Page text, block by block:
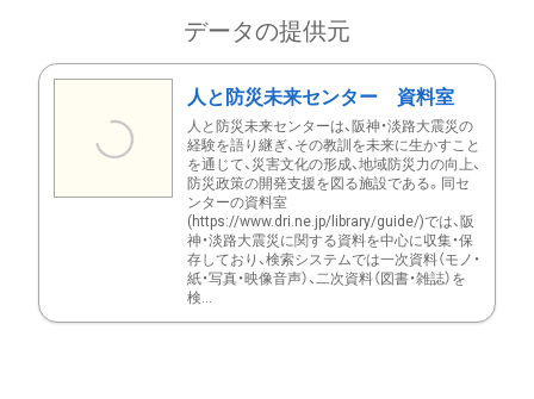
データの提供元
人と防災未来センター 資料室
人と防災未来センターは、阪神・淡路大震災の
経験を語り継ぎ、その教訓を未来に生かすこと
を通じて、災害文化の形成、地域防災力の向上、
防災政策の開発支援を図る施設である。同セ
ンターの資料室
(https://www.dri.ne.jp/library/guide/)では、阪
神・淡路大震災に関する資料を中心に収集・保
存しており、検索システムでは一次資料（モノ・
紙・写真・映像音声）、二次資料（図書・雑誌）を
検...